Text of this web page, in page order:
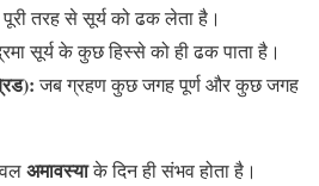
तरह से सूर्य को ढक लेता है।
सूर्य के कुछ हिस्से को ही ढक पाता है।
जब ग्रहण कुछ जगह पूर्ण और कुछ जगह
अमावस्याके दिन ही संभव होता है।